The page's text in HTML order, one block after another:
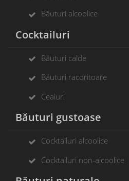
Băuturi alcoolice
Cocktailuri
Băuturi calde
Băuturi racoritoare
Ceaiuri
Băuturi gustoase
Cocktailuri alcoolice
Cocktailuri non-alcoolice